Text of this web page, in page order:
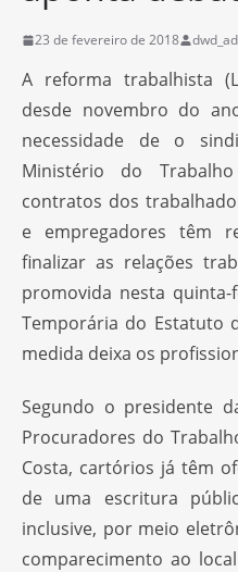
23 de fevereiro de 2018
A reforma trabalhista
desde novembro do
necessidade de o
Ministério do
contratos dos
e empregadores têm
finalizar as relações
promovida nesta quinta-
Temporária do Estatuto
medida deixa os
Segundo o presidente
Procuradores do
Costa, cartórios já têm
de uma escritura
inclusive, por meio
comparecimento ao